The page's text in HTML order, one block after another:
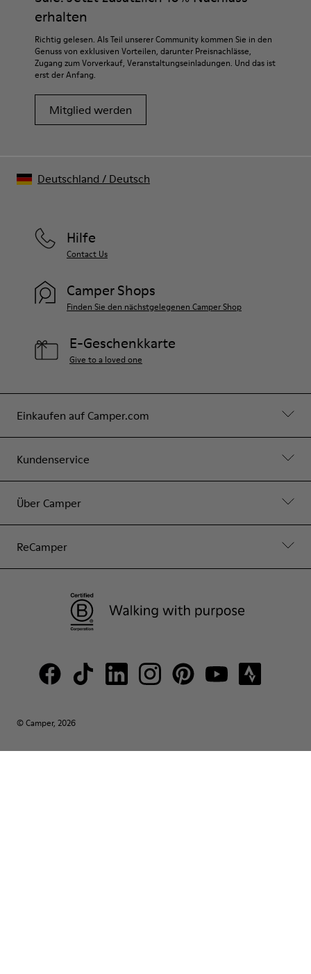
erhalten
Richtig gelesen. Als Teil unserer Community kommen Sie in den
Genuss von exklusiven Vorteilen, darunter Preisnachlässe,
Zugang zum Vorverkauf, Veranstaltungseinladungen. Und das ist
erst der Anfang.
Mitglied werden
Einkaufen auf Camper.com
Kundenservice
Über Camper
ReCamper
Hilfe
Contact Us
Camper Shops
Finden Sie den nächstgelegenen Camper Shop
E-Geschenkkarte
Give to a loved one
© Camper, 2026
Deutschland / Deutsch